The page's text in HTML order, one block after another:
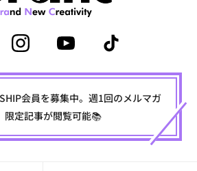
会員を募集中。週1回のメルマガ
限定記事が閲覧可能📚